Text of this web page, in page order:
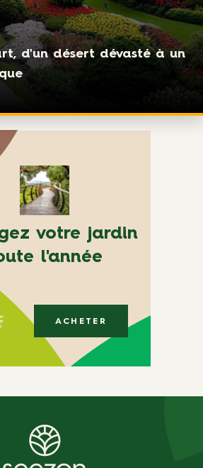
d'un désert dévasté à un
votre jardin
l'année
ACHETER